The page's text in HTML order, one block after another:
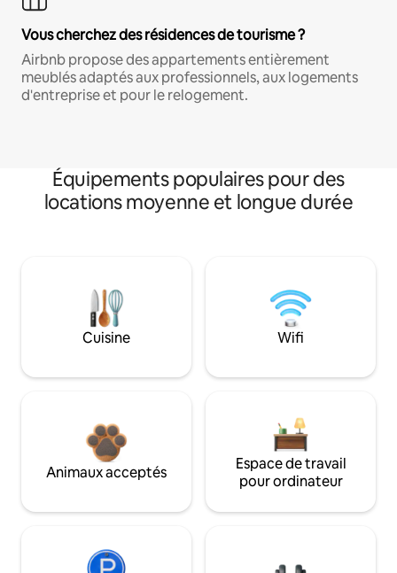
Vous cherchez des résidences de tourisme ?
Airbnb propose des appartements entièrement
meublés adaptés aux professionnels, aux logements
d'entreprise et pour le relogement.
Équipements populaires pour des
locations moyenne et longue durée
Cuisine Wifi
Animaux acceptés
Espace de travail
pour ordinateur